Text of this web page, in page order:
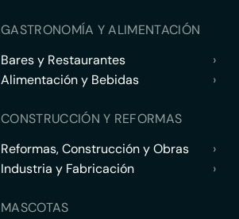
GASTRONOMÍA Y ALIMENTACIÓN
Bares y Restaurantes
›
Alimentación y Bebidas
›
CONSTRUCCIÓN Y REFORMAS
Reformas, Construcción y Obras
›
Industria y Fabricación
›
MASCOTAS